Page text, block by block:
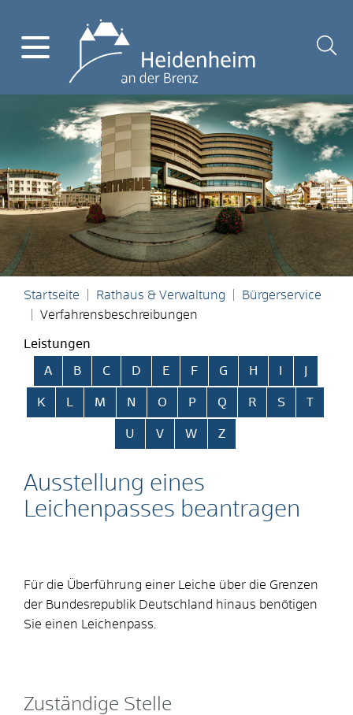
Startseite Rathaus & Verwaltung
Bürgerservice
Verfahrensbeschreibungen
Leistungen
Alphabetisches Register überspringen
A B C D E F G H
K L M N O P Q R S T
U V W Z
Ausstellung eines
Leichenpasses beantragen
Für die Überführung einer Leiche über die Grenzen
der Bundesrepublik Deutschland hinaus benötigen
Sie einen Leichenpass.
Zuständige Stelle